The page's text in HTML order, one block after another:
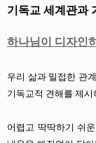
기독교 세계관과
하나님이 디자인
우리 삶과 밀접한 관
기독교적 견해를 제시
어렵고 딱딱하기 쉬